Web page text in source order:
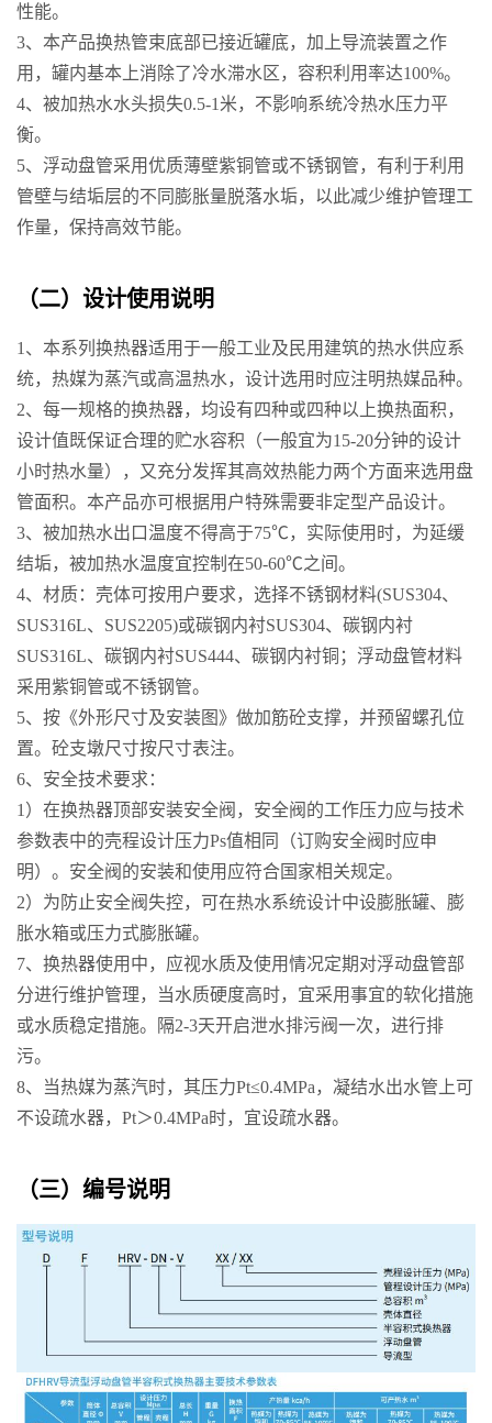
性能。
3、本产品换热管束底部已接近罐底，加上导流装置之作
用，罐内基本上消除了冷水滞水区，容积利用率达100%。
4、被加热水水头损失0.5-1米，不影响系统冷热水压力平
衡。
5、浮动盘管采用优质薄壁紫铜管或不锈钢管，有利于利用
管壁与结垢层的不同膨胀量脱落水垢，以此减少维护管理工
作量，保持高效节能。
（二）设计使用说明
1、本系列换热器适用于一般工业及民用建筑的热水供应系
统，热媒为蒸汽或高温热水，设计选用时应注明热媒品种。
2、每一规格的换热器，均设有四种或四种以上换热面积，
设计值既保证合理的贮水容积（一般宜为15-20分钟的设计
小时热水量），又充分发挥其高效热能力两个方面来选用盘
管面积。本产品亦可根据用户特殊需要非定型产品设计。
3、被加热水出口温度不得高于75℃，实际使用时，为延缓
结垢，被加热水温度宜控制在50-60℃之间。
4、材质：壳体可按用户要求，选择不锈钢材料(SUS304、
SUS316L、SUS2205)或碳钢内衬SUS304、碳钢内衬
SUS316L、碳钢内衬SUS444、碳钢内衬铜；浮动盘管材料
采用紫铜管或不锈钢管。
5、按《外形尺寸及安装图》做加筋砼支撑，并预留螺孔位
置。砼支墩尺寸按尺寸表注。
6、安全技术要求：
1）在换热器顶部安装安全阀，安全阀的工作压力应与技术
参数表中的壳程设计压力Ps值相同（订购安全阀时应申
明）。安全阀的安装和使用应符合国家相关规定。
2）为防止安全阀失控，可在热水系统设计中设膨胀罐、膨
胀水箱或压力式膨胀罐。
7、换热器使用中，应视水质及使用情况定期对浮动盘管部
分进行维护管理，当水质硬度高时，宜采用事宜的软化措施
或水质稳定措施。隔2-3天开启泄水排污阀一次，进行排
污。
8、当热媒为蒸汽时，其压力Pt≤0.4MPa，凝结水出水管上可
不设疏水器，Pt＞0.4MPa时，宜设疏水器。
（三）编号说明